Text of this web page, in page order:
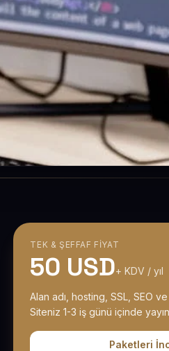
TEK & ŞEFFAF FIYAT
50 USD+ KDV / yıl
Alan adı, hosting, SSL, SEO
Siteniz 1-3 iş günü içinde
Paketleri